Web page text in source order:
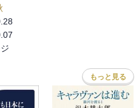
もっと見る